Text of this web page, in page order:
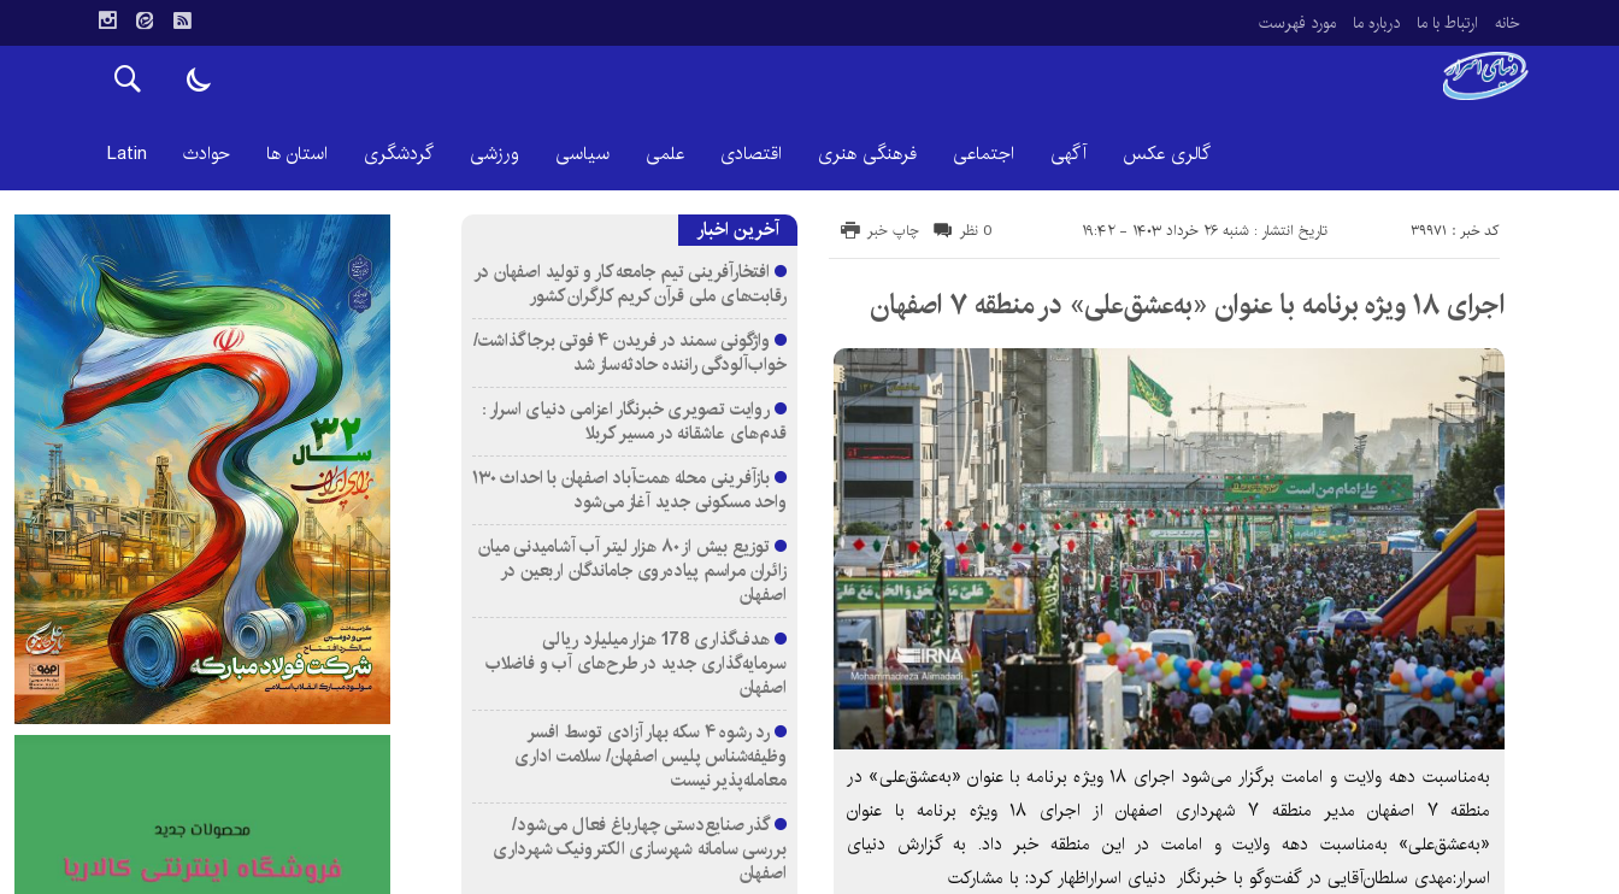
خانه ارتباط با ما درباره ما مورد فهرست
گالری عکس آگهی اجتماعی فرهنگی هنری اقتصادی علمی سیاسی ورزشی گردشگری استان ها حوادث Latin
تاریخ انتشار : شنبه ۲۶ خرداد ۱۴۰۳ - ۱۹:۴۲ کد خبر : 39971 چاپ خبر 0 نظر
اجرای ۱۸ ویژه برنامه با عنوان «به‌عشق‌علی» در منطقه ۷ اصفهان
به‌مناسبت دهه ولایت و امامت برگزار می‌شود اجرای ۱۸ ویژه برنامه با عنوان «به‌عشق‌علی» در
منطقه ۷ اصفهان مدیر منطقه ۷ شهرداری اصفهان از اجرای ۱۸ ویژه برنامه با عنوان
«به‌عشق‌علی» به‌مناسبت دهه ولایت و امامت در این منطقه خبر داد. به گزارش دنیای
اسرار:مهدی سلطان‌آقایی در گفت‌وگو با خبرنگار دنیای اسراراظهار کرد: با مشارکت
آخرین اخبار
افتخارآفرینی تیم جامعه کار و تولید اصفهان در
رقابت‌های ملی قرآن کریم کارگران کشور
واژگونی سمند در فریدن ۴ فوتی برجا گذاشت/
خواب‌آلودگی راننده حادثه‌ساز شد
روایت تصویری خبرنگار اعزامی دنیای اسرار :
قدم‌های عاشقانه در مسیر کربلا
بازآفرینی محله همت‌آباد اصفهان با احداث ۱۳۰
واحد مسکونی جدید آغاز می‌شود
توزیع بیش از ۸۰ هزار لیتر آب آشامیدنی میان
زائران مراسم پیاده‌روی جاماندگان اربعین در
اصفهان
هدف‌گذاری 178 هزار میلیارد ریالی
سرمایه‌گذاری جدید در طرح‌های آب و فاضلاب
اصفهان
رد رشوه ۴ سکه بهار آزادی توسط افسر
وظیفه‌شناس پلیس اصفهان/ سلامت اداری
معامله‌پذیر نیست
گذر صنایع‌دستی چهارباغ فعال می‌شود/
بررسی سامانه شهرسازی الکترونیک شهرداری
اصفهان